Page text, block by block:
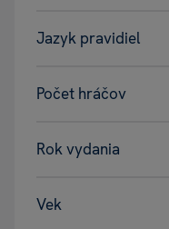
Jazyk pravidiel
Počet hráčov
Rok vydania
Vek